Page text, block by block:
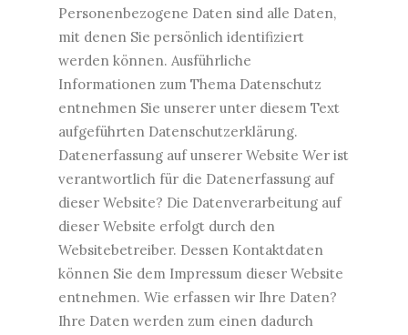
Personenbezogene Daten sind alle Daten,
mit denen Sie persönlich identifiziert
werden können. Ausführliche
Informationen zum Thema Datenschutz
entnehmen Sie unserer unter diesem Text
aufgeführten Datenschutzerklärung.
Datenerfassung auf unserer Website Wer ist
verantwortlich für die Datenerfassung auf
dieser Website? Die Datenverarbeitung auf
dieser Website erfolgt durch den
Websitebetreiber. Dessen Kontaktdaten
können Sie dem Impressum dieser Website
entnehmen. Wie erfassen wir Ihre Daten?
Ihre Daten werden zum einen dadurch